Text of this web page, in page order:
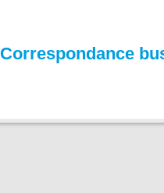
Correspondance